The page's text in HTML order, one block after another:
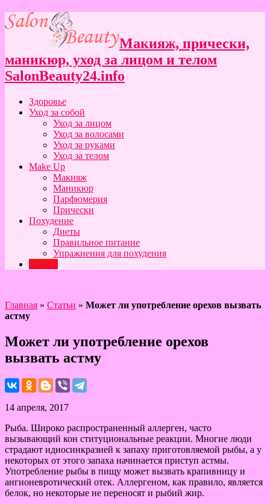
Макияж, прически,
маникюр, уход за лицом и телом
SalonBeauty24.info
Здоровье
Уход за собой
Уход за лицом
Уход за волосами
Уход за руками
Уход за телом
Make Up
Макияж
Маникюр
Парфюмерия
Прически
Похудение
Диеты
Правильное питание
Упражнения для похудения
Статьи
Главная » Статьи » Может ли употребление орехов вызвать
астму
Может ли употребление орехов
вызвать астму
14 апреля, 2017
Рыба. Широко распространенный аллерген, часто
вызывающий кон ституциональные реакции. Многие люди
страдают идиосинкразией к запаху приготовляемой рыбы, а у
некоторых от этого запаха начинается приступ астмы.
Употребление рыбы в пищу может вызвать крапивницу и
ангионевротический отек. Аллергеном, как правило, является
белок, но некоторые не переносят и рыбий жир.